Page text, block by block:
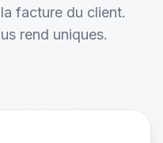
facture du client.
rend uniques.